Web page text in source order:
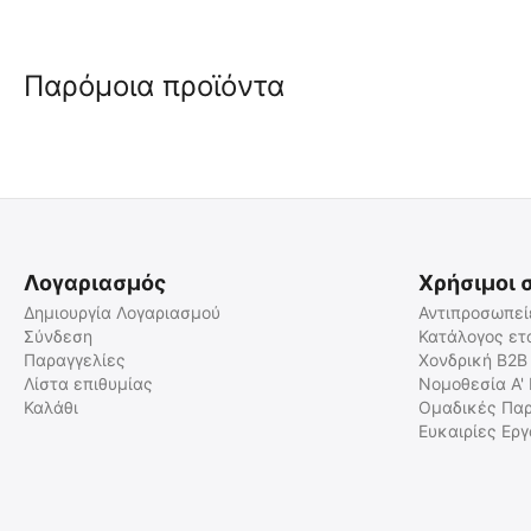
Παρόμοια προϊόντα
Lanova Στικ Αμμωνίας για
μετά το Τσίμπημα 14 gr
2023603
FirstAidShop - Κιτ Α' Βοηθειών
για Αγκάθια - Κεντριά -
Αγκάθια Αχινών - Ακίδες κλπ
Άμεσα διαθέσιμο
Λογαριασμός
Δημιουργία Λογαριασμού
Σύνδεση
Παραγγελίες
Λίστα επιθυμίας
Καλάθι
Χρήσιμοι
Κατάλογος
Χονδρική B2B
Νομοθεσία Α'
Ομαδικές
Ευκαιρίες